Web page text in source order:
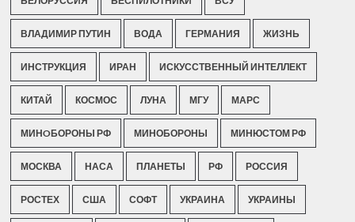
ВЛАДИМИР ПУТИН ВОДА ГЕРМАНИЯ ЖИЗНЬ
ИНСТРУКЦИЯ ИРАН ИСКУССТВЕННЫЙ ИНТЕЛЛЕКТ
КИТАЙ КОСМОС ЛУНА МГУ МАРС
МИНOБОРОНЫ РФ МИНОБОРОНЫ МИНЮСТОМ РФ
МОСКВА НАСА ПЛАНЕТЫ РФ РОССИЯ
РОСТЕХ США СОФТ УКРАИНА УКРАИНЫ